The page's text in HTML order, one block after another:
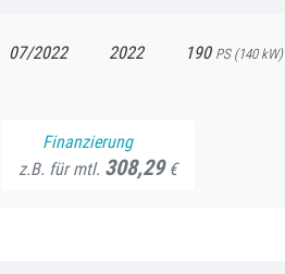
07/2022 2022 190 PS (140kW)
Finanzierung
z.B. für mtl. 308,29€